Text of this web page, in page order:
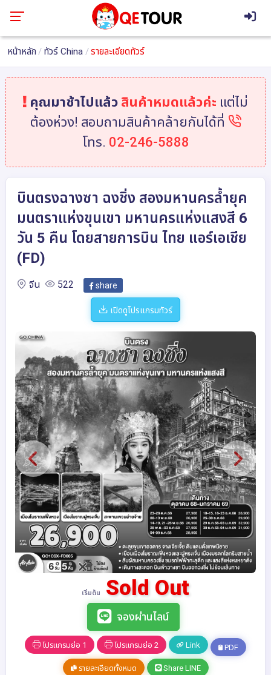
หน้าหลัก ทัวร์ China รายละเอียดทัวร์
คุณมาช้าไปแล้ว สินค้าหมดแล้วค่ะ แต่ไม่
ต้องห่วง! สอบถามสินค้าคล้ายกันได้ที่
โทร. 02-246-5888
บินตรงฉางซา ฉงชิ่ง สองมหานครล้ำยุค
มนตราแห่งขุนเขา มหานครแห่งแสงสี 6
วัน 5 คืน โดยสายการบิน ไทย แอร์เอเชีย
(FD)
จีน 522 share
เปิดดูโปรแกรมทัวร์
เริ่มต้น Sold Out
จองผ่านไลน์
โปรแกรมย่อ 1 โปรแกรมย่อ 2 Link PDF
รายละเอียดทั้งหมด Share LINE